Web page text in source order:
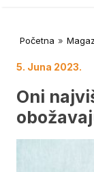
Početna »
5. Juna 2023.
Oni